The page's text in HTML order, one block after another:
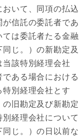
いて、同項の払込
信託の委託者であ
は委託者たる金融
じ。）の新勘定及
該特別経理会社
である場合における
別経理会社とす
旧勘定及び新勘定
経理会社について
じ。）の日以前な